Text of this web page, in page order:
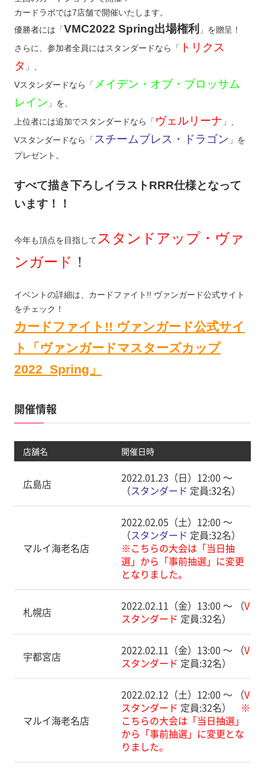
カードラボでは7店舗で開催いたします。
優勝者には「VMC2022 Spring出場権利 」を贈呈！
さらに、参加者全員にはスタンダードなら「 トリクス
タ 」、
Vスタンダードなら「 メイデン・オブ・ブロッサム
レイン 」を、
上位者には追加でスタンダードなら「 ヴェルリーナ 」、
Vスタンダードなら「 スチームブレス・ドラゴン 」を
プレゼント。
すべて描き下ろしイラストRRR仕様となって
います！！
今年も頂点を目指して スタンドアップ・ヴァ
ンガード ！
イベントの詳細は、カードファイト!! ヴァンガード公式サイト
をチェック！
カードファイト!! ヴァンガード公式サイ
ト「ヴァンガードマスターズカップ
2022 Spring」
開催情報
店舗名 開催日時
広島店
2022.01.23（日）12:00 〜
（スタンダード 定員:32名）
マルイ海老名店
2022.02.05（土）12:00 〜
（スタンダード 定員:32名）
※こちらの大会は「当日抽
選」から「事前抽選」に変更
となりました。
札幌店 2022.02.11（金）13:00 〜 （V
スタンダード 定員:32名）
宇都宮店 2022.02.11（金）13:00 〜 （V
スタンダード 定員:32名）
マルイ海老名店
2022.02.12（土）12:00 〜 （V
スタンダード 定員:32名） ※
こちらの大会は「当日抽選」
から「事前抽選」に変更とな
りました。